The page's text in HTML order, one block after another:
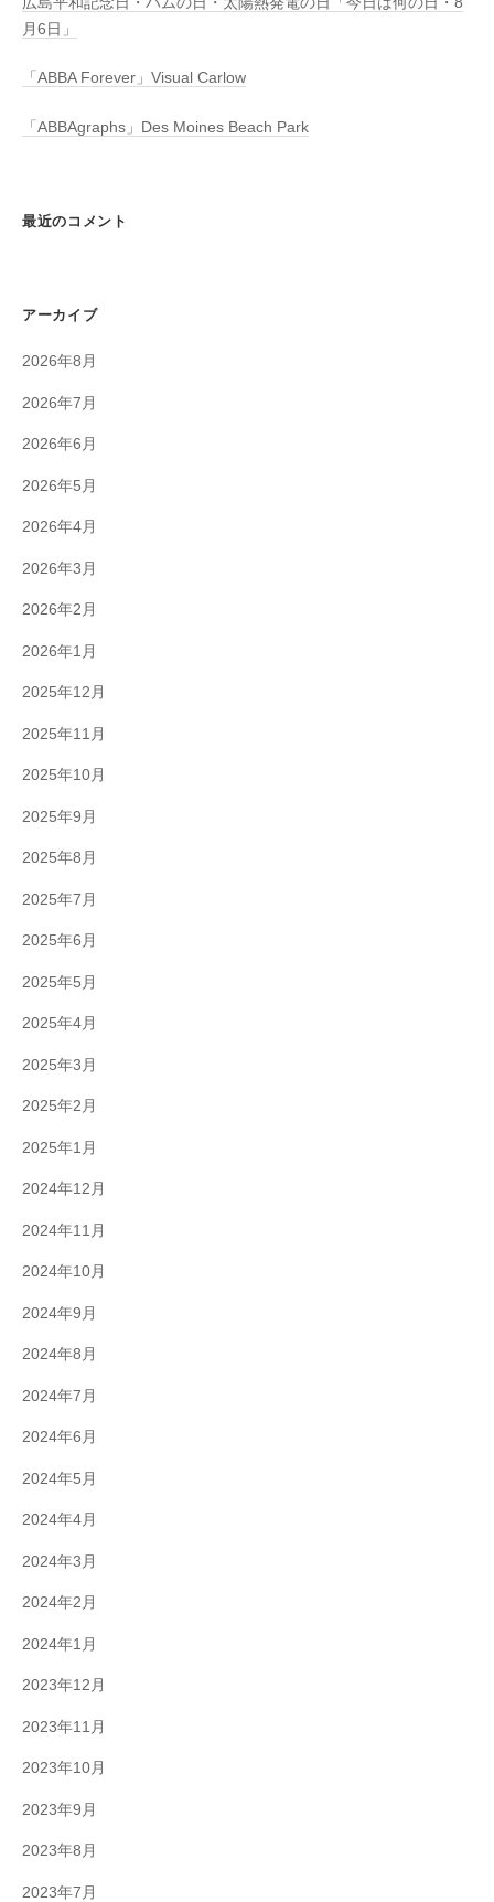
月6日」
「ABBA Forever」Visual Carlow
「ABBAgraphs」Des Moines Beach Park
最近のコメント
アーカイブ
2026年8月
2026年7月
2026年6月
2026年5月
2026年4月
2026年3月
2026年2月
2026年1月
2025年12月
2025年11月
2025年10月
2025年9月
2025年8月
2025年7月
2025年6月
2025年5月
2025年4月
2025年3月
2025年2月
2025年1月
2024年12月
2024年11月
2024年10月
2024年9月
2024年8月
2024年7月
2024年6月
2024年5月
2024年4月
2024年3月
2024年2月
2024年1月
2023年12月
2023年11月
2023年10月
2023年9月
2023年8月
2023年7月